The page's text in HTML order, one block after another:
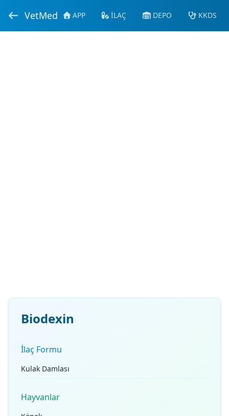
VetMed APP İLAÇ DEPO KKDS
Biodexin
İlaç Formu
Kulak Damlası
Hayvanlar